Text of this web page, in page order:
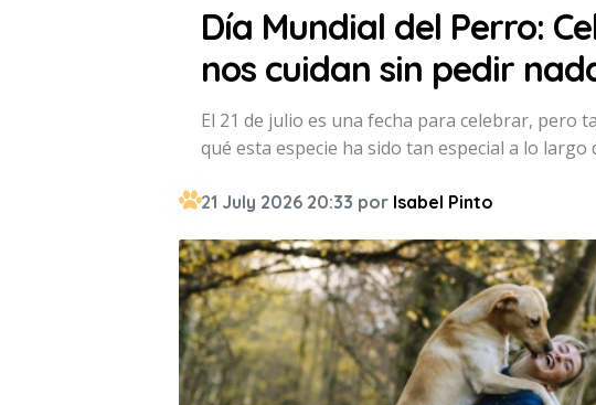
Día Mundial del Perro:
nos cuidan sin pedir
El 21 de julio es una fecha para celebrar, pero
qué esta especie ha sido tan especial a lo largo
21 July 2026 20:33 por Isabel Pinto